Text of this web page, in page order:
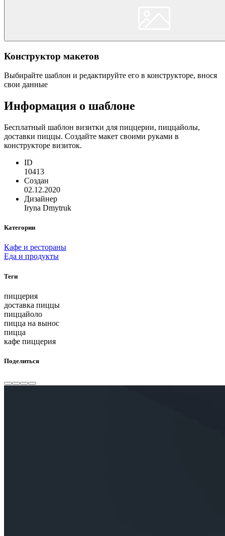
Конструктор макетов
Выбирайте шаблон и редактируйте его в конструкторе, внося
свои данные
Информация о шаблоне
Бесплатный шаблон визитки для пиццерии, пиццайолы,
доставки пиццы. Создайте макет своими руками в
конструкторе визиток.
ID
10413
Создан
02.12.2020
Дизайнер
Iryna Dmytruk
Категории
Кафе и рестораны
Еда и продукты
Теги
пиццерия
доставка пиццы
пиццайоло
пицца на вынос
пицца
кафе пиццерия
Поделиться